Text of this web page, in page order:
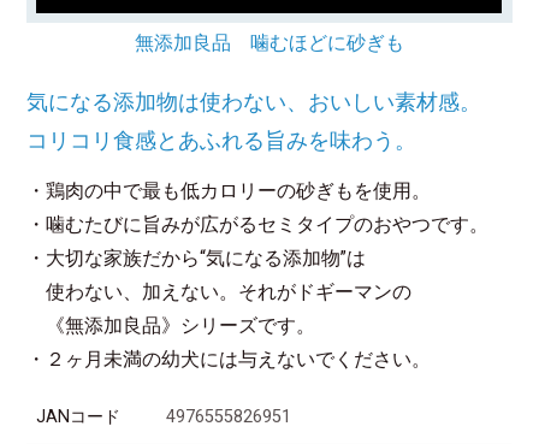
無添加良品 噛むほどに砂ぎも
気になる添加物は使わない、おいしい素材感。
コリコリ食感とあふれる旨みを味わう。
・鶏肉の中で最も低カロリーの砂ぎもを使用。
・噛むたびに旨みが広がるセミタイプのおやつです。
・大切な家族だから“気になる添加物”は
使わない、加えない。それがドギーマンの
《無添加良品》シリーズです。
・２ヶ月未満の幼犬には与えないでください。
JANコード 4976555826951